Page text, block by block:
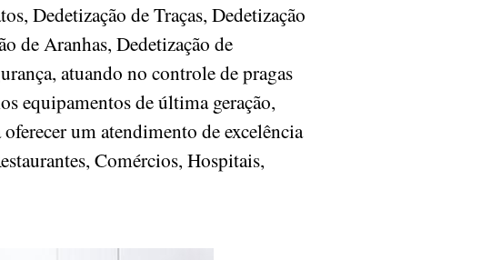
Dedetização de Traças, Dedetização
de Aranhas, Dedetização de
atuando no controle de pragas
equipamentos de última geração,
um atendimento de excelência
Comércios, Hospitais,